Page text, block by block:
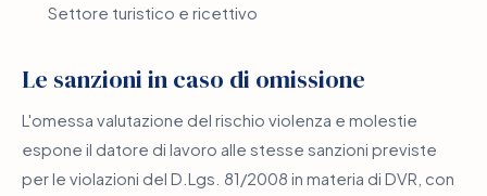
Settore turistico e ricettivo
Le sanzioni in caso di omissione
L'omessa valutazione del rischio violenza e molestie
espone il datore di lavoro alle stesse sanzioni previste
per le violazioni del D.Lgs. 81/2008 in materia di DVR, con